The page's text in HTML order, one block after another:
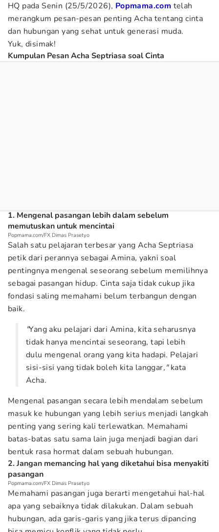
HQ pada Senin (25/5/2026), Popmama.com telah
merangkum pesan-pesan penting Acha tentang cinta
dan hubungan yang sehat untuk generasi muda.
Yuk, disimak!
Kumpulan Pesan Acha Septriasa soal Cinta
1. Mengenal pasangan lebih dalam sebelum
memutuskan untuk mencintai
Popmama.com/FX Dimas Prasetyo
Salah satu pelajaran terbesar yang Acha Septriasa
petik dari perannya sebagai Amina, yakni soal
pentingnya mengenal seseorang sebelum memilihnya
sebagai pasangan hidup. Cinta saja tidak cukup jika
fondasi saling memahami belum terbangun dengan
baik.
"Yang aku pelajari dari Amina, kita seharusnya
tidak hanya mencintai seseorang, tapi lebih
dulu mengenal orang yang kita hadapi. Pelajari
sisi-sisi yang tidak boleh kita langgar,"kata
Acha.
Mengenal pasangan secara lebih mendalam sebelum
masuk ke hubungan yang lebih serius menjadi langkah
penting yang sering kali terlewatkan. Memahami
batas-batas satu sama lain juga menjadi bagian dari
bentuk rasa hormat dalam sebuah hubungan.
2. Jangan memancing hal yang diketahui bisa menyakiti
pasangan
Popmama.com/FX Dimas Prasetyo
Memahami pasangan juga berarti mengetahui hal-hal
apa yang sebaiknya tidak dilakukan. Dalam sebuah
hubungan, ada garis-garis yang jika terus dipancing